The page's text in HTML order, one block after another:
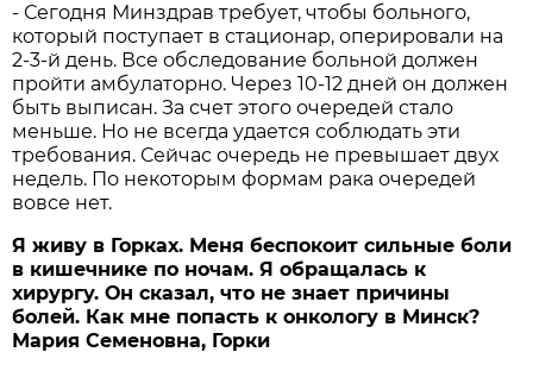
- Сегодня Минздрав требует, чтобы больного,
который поступает в стационар, оперировали на
2-3-й день. Все обследование больной должен
пройти амбулаторно. Через 10-12 дней он должен
быть выписан. За счет этого очередей стало
меньше. Но не всегда удается соблюдать эти
требования. Сейчас очередь не превышает двух
недель. По некоторым формам рака очередей
вовсе нет.
Я живу в Горках. Меня беспокоит сильные боли
в кишечнике по ночам. Я обращалась к
хирургу. Он сказал, что не знает причины
болей. Как мне попасть к онкологу в Минск?
Мария Семеновна, Горки